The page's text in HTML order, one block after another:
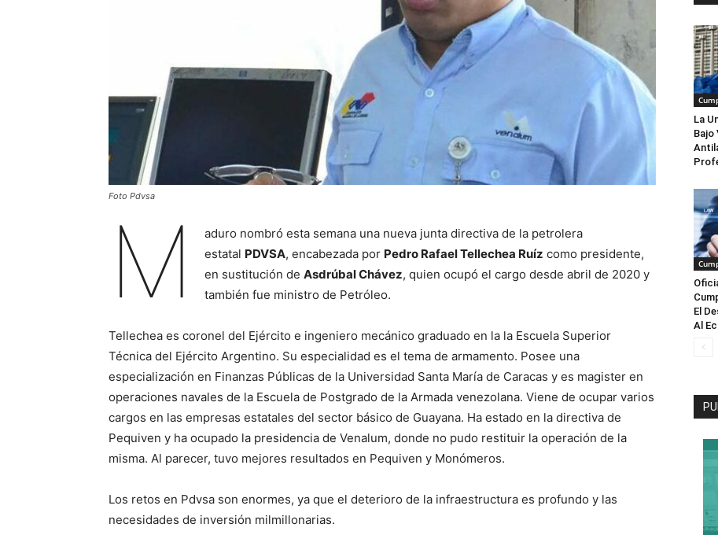
Foto Pdvsa
M
aduro nombró esta semana una nueva junta directiva de la petrolera
estatal PDVSA, encabezada por Pedro Rafael Tellechea Ruíz como presidente,
en sustitución de Asdrúbal Chávez, quien ocupó el cargo desde abril de 2020 y
también fue ministro de Petróleo.
Tellechea es coronel del Ejército e ingeniero mecánico graduado en la la Escuela Superior
Técnica del Ejército Argentino. Su especialidad es el tema de armamento. Posee una
especialización en Finanzas Públicas de la Universidad Santa María de Caracas y es magister en
operaciones navales de la Escuela de Postgrado de la Armada venezolana. Viene de ocupar varios
cargos en las empresas estatales del sector básico de Guayana. Ha estado en la directiva de
Pequiven y ha ocupado la presidencia de Venalum, donde no pudo restituir la operación de la
misma. Al parecer, tuvo mejores resultados en Pequiven y Monómeros.
Los retos en Pdvsa son enormes, ya que el deterioro de la infraestructura es profundo y las
necesidades de inversión milmillonarias.
La
Bajo
El
Al